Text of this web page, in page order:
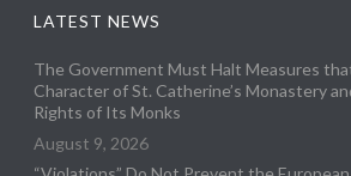
LATEST NEWS
The Government Must Halt Measures
Character of St. Catherine’s Monastery
Rights of Its Monks
August 9, 2026